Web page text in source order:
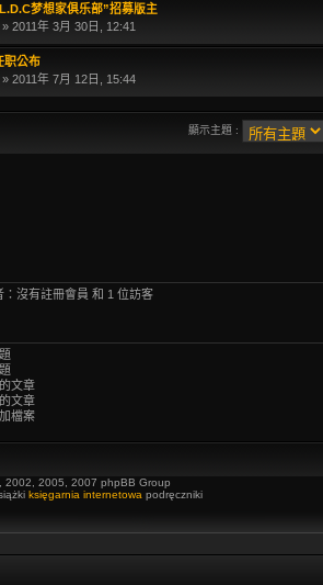
梦想家俱乐部”招募版主
» 2011年 3月 30日, 12:41
职公布
» 2011年 7月 12日, 15:44
顯示主題 :
沒有註冊會員 和 1 位訪客
文章
文章
檔案
2002, 2005, 2007 phpBB Group
księgarnia internetowa podręczniki